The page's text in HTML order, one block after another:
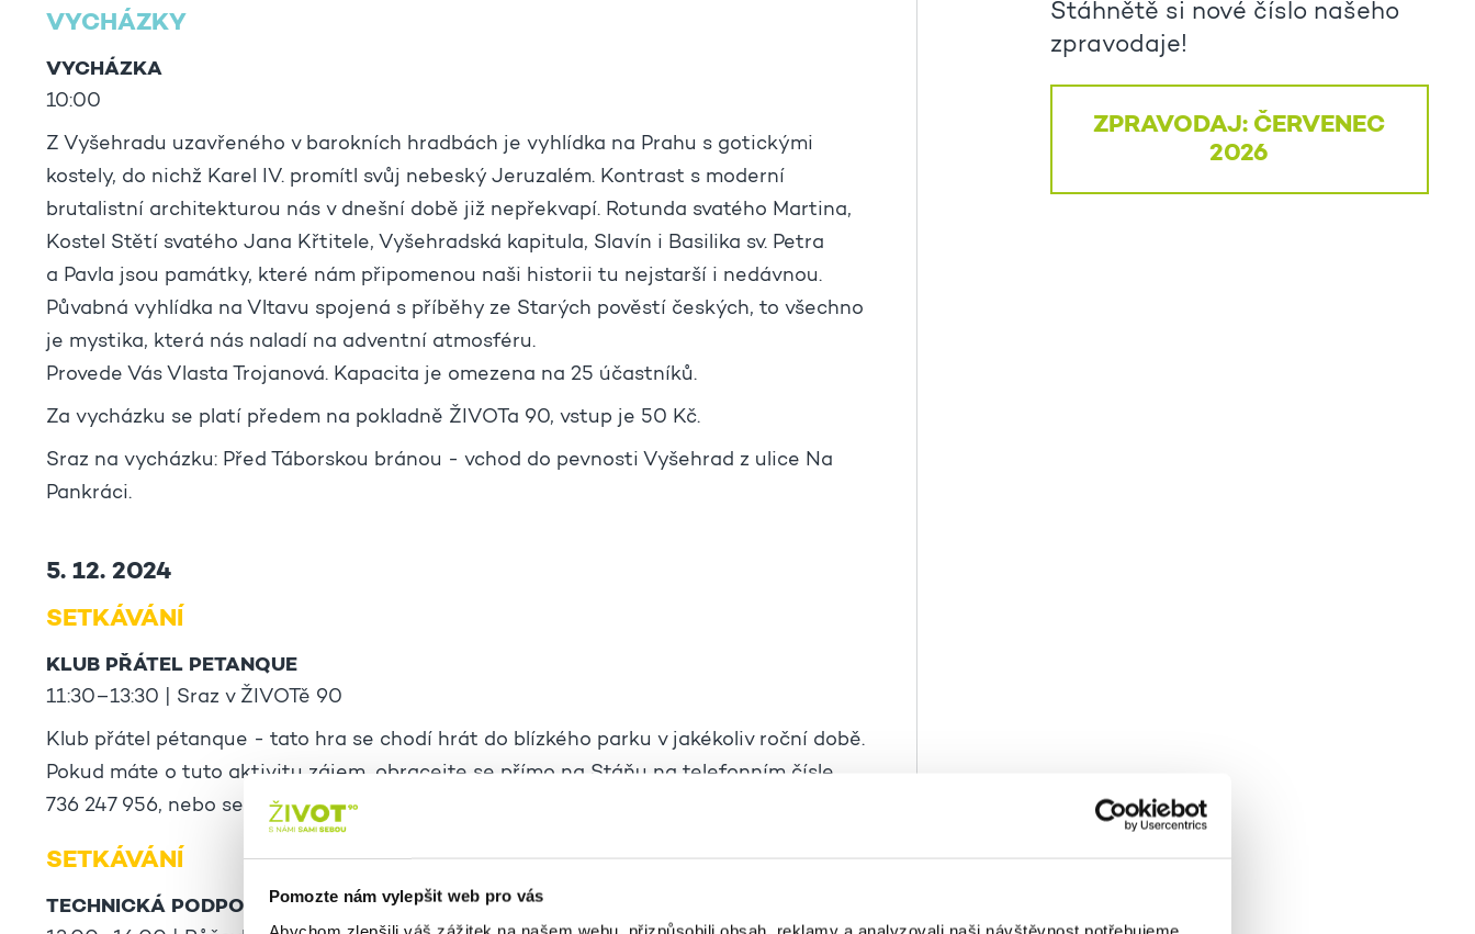
Pomozte nám vylepšit web pro vás
VYCHÁZKY
VYCHÁZKA
10:00
Z Vyšehradu uzavřeného v barokních hradbách je vyhlídka na Prahu s gotickými
kostely, do nichž Karel IV. promítl svůj nebeský Jeruzalém. Kontrast s moderní
brutalistní architekturou nás v dnešní době již nepřekvapí. Rotunda svatého Martina,
Kostel Stětí svatého Jana Křtitele, Vyšehradská kapitula, Slavín i Basilika sv. Petra
a Pavla jsou památky, které nám připomenou naši historii tu nejstarší i nedávnou.
Půvabná vyhlídka na Vltavu spojená s příběhy ze Starých pověstí českých, to všechno
je mystika, která nás naladí na adventní atmosféru.
Provede Vás Vlasta Trojanová. Kapacita je omezena na 25 účastníků.
Za vycházku se platí předem na pokladně ŽIVOTa 90, vstup je 50 Kč.
Sraz na vycházku: Před Táborskou bránou - vchod do pevnosti Vyšehrad z ulice Na
Pankráci.
5. 12. 2024
SETKÁVÁNÍ
KLUB PŘÁTEL PETANQUE
11:30–13:30 | Sraz v ŽIVOTě 90
Klub přátel pétanque - tato hra se chodí hrát do blízkého parku v jakékoliv roční době.
Pokud máte o tuto aktivitu zájem, obracejte se přímo na Stáňu na telefonním čísle
736 247 956, nebo se přihlašujte v kanceláři Komunitního centra.
SETKÁVÁNÍ
TECHNICKÁ PODPORA
Stáhnětě si nové číslo našeho
zpravodaje!
ZPRAVODAJ: ČERVENEC
2026